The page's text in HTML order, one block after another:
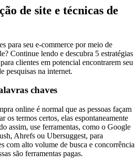
de site e técnicas de
para seu e-commerce por meio de
Continue lendo e descubra 5 estratégias
clientes em potencial encontrarem seu
pesquisas na internet.
chaves
online é normal que as pessoas façam
os termos certos, elas espontaneamente
assim, use ferramentas, como o Google
Ahrefs ou Ubersuggest, para
com alto volume de busca e concorrência
são ferramentas pagas.